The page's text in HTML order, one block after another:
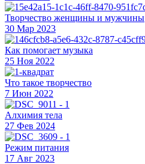
Творчество женщины и мужчины
30 Мар 2023
Как помогает музыка
25 Ноя 2022
Что такое творчество
7 Июн 2022
Алхимия тела
27 Фев 2024
Режим питания
17 Авг 2023